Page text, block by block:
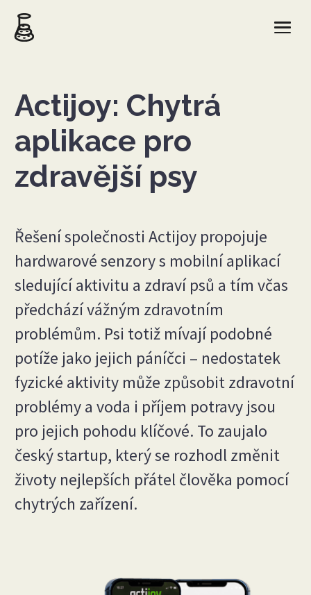
Actijoy: Chytrá
aplikace pro
zdravější psy
Řešení společnosti Actijoy propojuje
hardwarové senzory s mobilní aplikací
sledující aktivitu a zdraví psů a tím včas
předchází vážným zdravotním
problémům. Psi totiž mívají podobné
potíže jako jejich páníčci – nedostatek
fyzické aktivity může způsobit zdravotní
problémy a voda i příjem potravy jsou
pro jejich pohodu klíčové. To zaujalo
český startup, který se rozhodl změnit
životy nejlepších přátel člověka pomocí
chytrých zařízení.